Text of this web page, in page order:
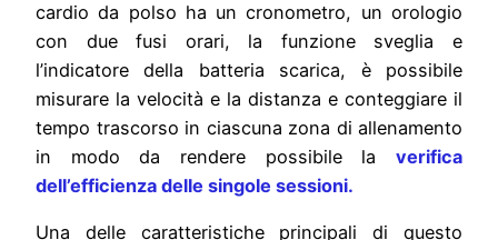
cardio da polso ha un cronometro, un orologio
con due fusi orari, la funzione sveglia e
l’indicatore della batteria scarica, è possibile
misurare la velocità e la distanza e conteggiare il
tempo trascorso in ciascuna zona di allenamento
in modo da rendere possibile la verifica
dell’efficienza delle singole sessioni.
Una delle caratteristiche principali di questo